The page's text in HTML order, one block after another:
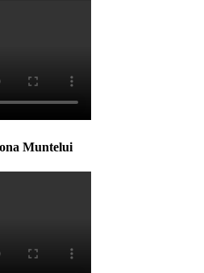
Muntelui